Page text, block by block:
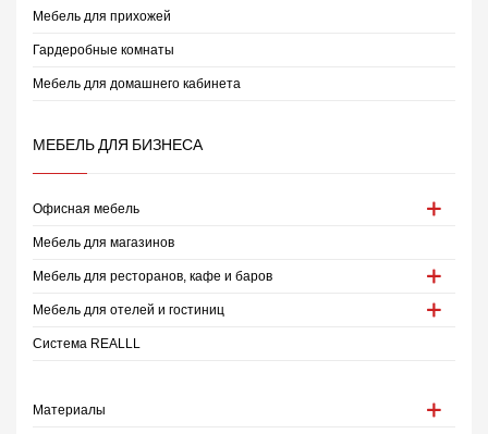
Мебель для прихожей
Гардеробные комнаты
Мебель для домашнего кабинета
МЕБЕЛЬ ДЛЯ БИЗНЕСА
Офисная мебель
Мебель для магазинов
Мебель для ресторанов, кафе и баров
Мебель для отелей и гостиниц
Система REALLL
Материалы